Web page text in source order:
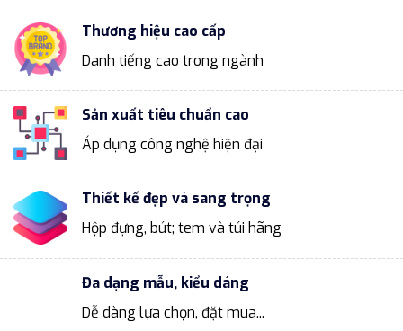
Thương hiệu cao cấp
Danh tiếng cao trong ngành
Sản xuất tiêu chuẩn cao
Áp dụng công nghệ hiện đại
Thiết kế đẹp và sang trọng
Hộp đựng, bút; tem và túi hãng
Đa dạng mẫu, kiểu dáng
Dễ dàng lựa chọn, đặt mua...